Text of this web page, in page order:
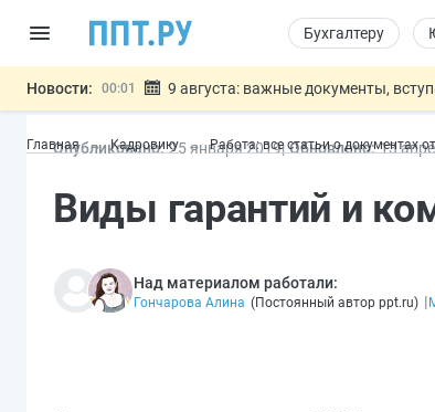
Бухгалтеру
Новости: 00:01 9 августа: важные документы,
07.08 Дистанционную работу беременных
07.08
Важно Разработают единые
Главная Кадровику Работа: все статьи о документах
Опубликовано: 25 января2019 Обновлено: 13 апр
Виды гарантий и
Над материалом работали:
Гончарова Алина (Постоянный автор ppt.ru) |